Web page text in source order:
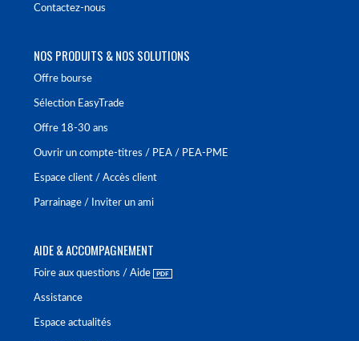
Contactez-nous
NOS PRODUITS & NOS SOLUTIONS
Offre bourse
Sélection EasyTrade
Offre 18-30 ans
Ouvrir un compte-titres / PEA / PEA-PME
Espace client / Accès client
Parrainage / Inviter un ami
AIDE & ACCOMPAGNEMENT
Foire aux questions / Aide
Assistance
Espace actualités